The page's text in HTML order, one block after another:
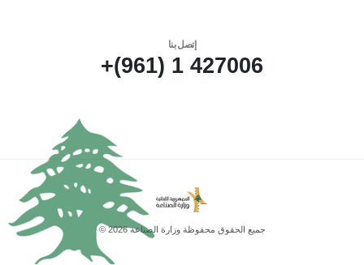
إتصل بنا
427006 1 (961)+
جميع الحقوق محفوظة وزارة الصناعة 2026 ©